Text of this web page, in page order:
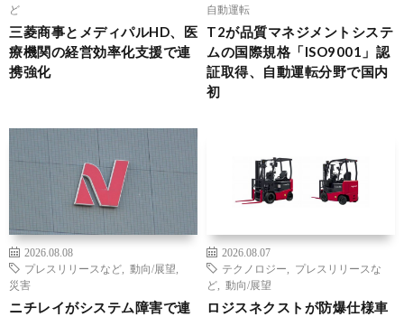
ど
三菱商事とメディパルHD、医
療機関の経営効率化支援で連
携強化
自動運転
T2が品質マネジメントシステ
ムの国際規格「ISO9001」認
証取得、自動運転分野で国内
初
2026.08.08
プレスリリースなど
動向/展望
災害
ニチレイがシステム障害で連
2026.08.07
テクノロジー
プレスリリースな
ど
動向/展望
ロジスネクストが防爆仕様車